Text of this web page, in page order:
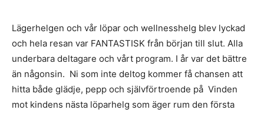
Lägerhelgen och vår löpar och wellnesshelg blev lyckad
och hela resan var FANTASTISK från början till slut. Alla
underbara deltagare och vårt program. I år var det bättre
än någonsin. Ni som inte deltog kommer få chansen att
hitta både glädje, pepp och självförtroende på Vinden
mot kindens nästa löparhelg som äger rum den första